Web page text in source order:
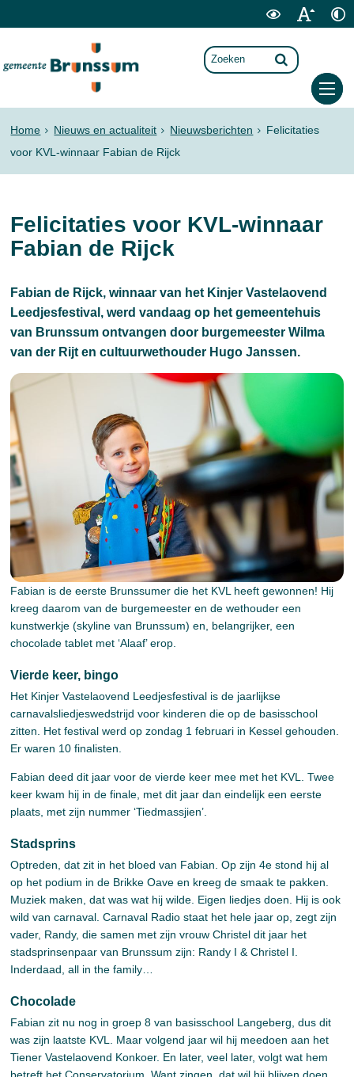
Home Nieuws en actualiteit Nieuwsberichten
Felicitaties
voor KVL-winnaar Fabian de Rijck
Felicitaties voor KVL-winnaar
Fabian de Rijck
Fabian de Rijck, winnaar van het Kinjer Vastelaovend
Leedjesfestival, werd vandaag op het gemeentehuis
van Brunssum ontvangen door burgemeester Wilma
van der Rijt en cultuurwethouder Hugo Janssen.
Fabian is de eerste Brunssumer die het KVL heeft gewonnen! Hij
kreeg daarom van de burgemeester en de wethouder een
kunstwerkje (skyline van Brunssum) en, belangrijker, een
chocolade tablet met ‘Alaaf’ erop.
Vierde keer, bingo
Het Kinjer Vastelaovend Leedjesfestival is de jaarlijkse
carnavalsliedjeswedstrijd voor kinderen die op de basisschool
zitten. Het festival werd op zondag 1 februari in Kessel gehouden.
Er waren 10 finalisten.
Fabian deed dit jaar voor de vierde keer mee met het KVL. Twee
keer kwam hij in de finale, met dit jaar dan eindelijk een eerste
plaats, met zijn nummer ‘Tiedmassjien’.
Stadsprins
Optreden, dat zit in het bloed van Fabian. Op zijn 4e stond hij al
op het podium in de Brikke Oave en kreeg de smaak te pakken.
Muziek maken, dat was wat hij wilde. Eigen liedjes doen. Hij is ook
wild van carnaval. Carnaval Radio staat het hele jaar op, zegt zijn
vader, Randy, die samen met zijn vrouw Christel dit jaar het
stadsprinsenpaar van Brunssum zijn: Randy I & Christel I.
Inderdaad, all in the family…
Chocolade
Fabian zit nu nog in groep 8 van basisschool Langeberg, dus dit
was zijn laatste KVL. Maar volgend jaar wil hij meedoen aan het
Tiener Vastelaovend Konkoer. En later, veel later, volgt wat hem